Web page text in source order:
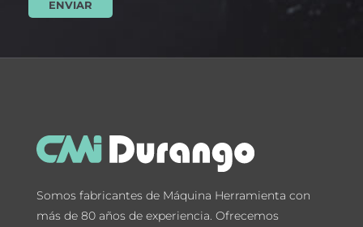
Somos fabricantes de Máquina Herramienta con
más de 80 años de experiencia. Ofrecemos